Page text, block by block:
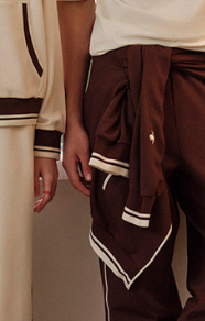
報の確認、照合
3. 完全なユーザ
ださい：https://
三、利用規約「
プロテクション
します。当サー
文者の氏名、電
これに限らない
されます。
AFTEE公式ホー
明』をご参照く
AFTEEの初回ご
なります。支払
延滞納金が加算
後見人の同意を
個人情報の処理
を行使したい場
宅配
送料無料
離島宅配
送料無料